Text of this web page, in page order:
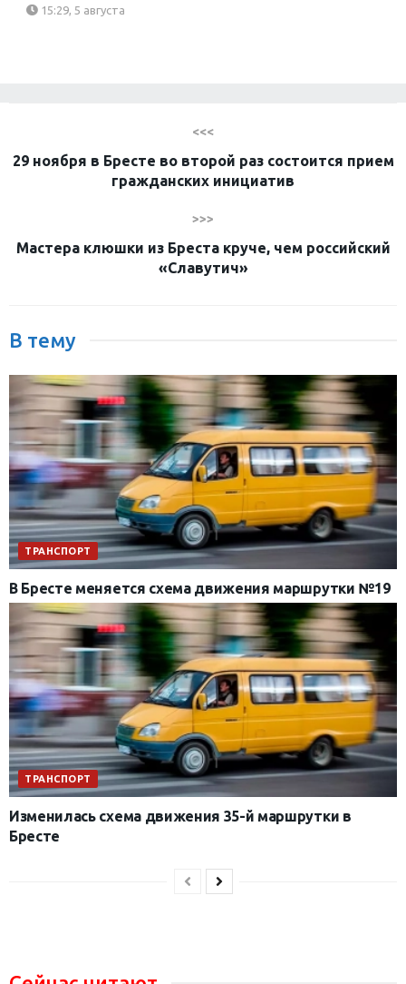
15:29, 5 августа
<<<
29 ноября в Бресте во второй раз состоится прием
гражданских инициатив
>>>
Мастера клюшки из Бреста круче, чем российский
«Славутич»
В тему
ТРАНСПОРТ
В Бресте меняется схема движения маршрутки №19
ТРАНСПОРТ
Изменилась схема движения 35-й маршрутки в
Бресте